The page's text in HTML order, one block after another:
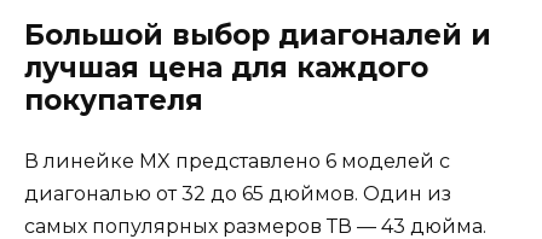
Большой выбор диагоналей и
лучшая цена для каждого
покупателя
В линейке MX представлено 6 моделей с
диагональю от 32 до 65 дюймов. Один из
самых популярных размеров ТВ — 43 дюйма.